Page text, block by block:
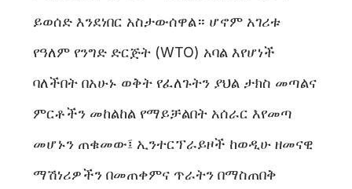
ይወሰድ እንደነበር አስታውሰዋል። ሆኖም አገሪቱ
የዓለም የንግድ ድርጅት (WTO) አባል እየሆነች
ባለችበት በአሁኑ ወቅት የፈለጉትን ያህል ታክስ መጣልና
ምርቶችን መከልከል የማይቻልበት አሰራር እየመጣ
መሆኑን ጠቁመው፤ ኢንተርፕራይዞች ከወዲሁ ዘመናዊ
ማሽነሪዎችን በመጠቀምና ጥራትን በማስጠበቅ